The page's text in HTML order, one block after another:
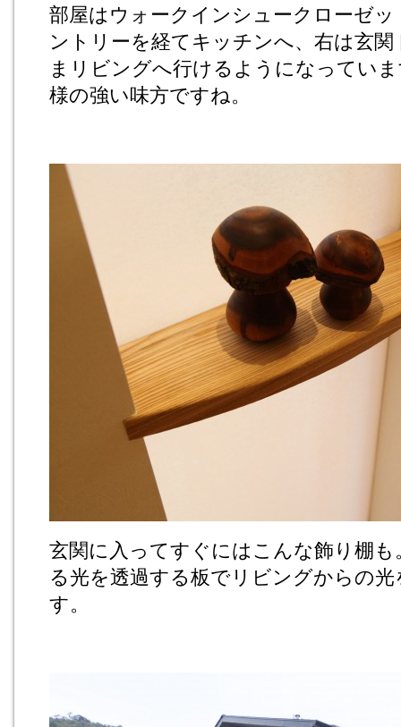
部屋はウォークインシュークローゼ
ントリーを経てキッチンへ、右は玄
まリビングへ行けるようになってい
様の強い味方ですね。
玄関に入ってすぐにはこんな飾り棚
る光を透過する板でリビングからの
す。